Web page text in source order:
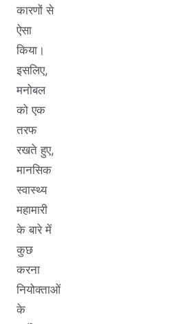
कारणों से
ऐसा
किया।
इसलिए,
मनोबल
को एक
तरफ
रखते हुए,
मानसिक
स्वास्थ्य
महामारी
के बारे में
कुछ
करना
नियोक्ताओं
के